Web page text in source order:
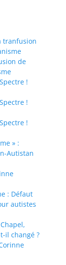
tranfusion
de
!
!
!
» :
Autistan
: Défaut
autistes
il changé ?